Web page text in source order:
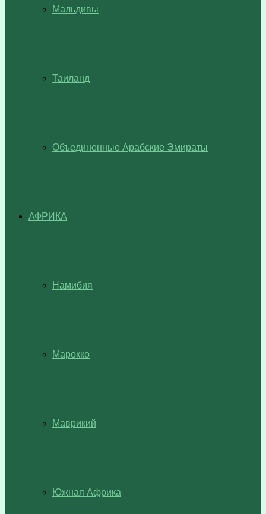
Мальдивы
Таиланд
Объединенные Арабские Эмираты
АФРИКА
Намибия
Марокко
Маврикий
Южная Африка